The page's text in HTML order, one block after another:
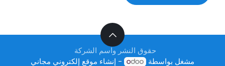
حقوق النشر واسم الشركة
مشغل بواسطة
- إنشاء موقع إلكتروني مجاني